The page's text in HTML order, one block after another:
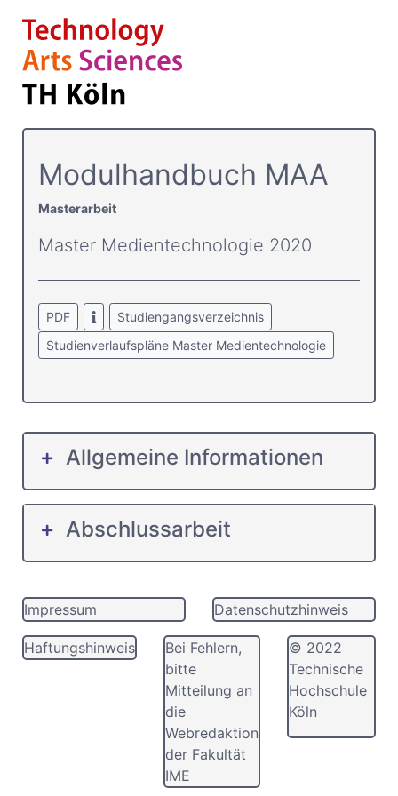
Modulhandbuch MAA
Masterarbeit
Master Medientechnologie 2020
PDF
Studiengangsverzeichnis
Studienverlaufspläne Master Medientechnologie
Allgemeine Informationen
Abschlussarbeit
Impressum Datenschutzhinweis
Haftungshinweis
Bei Fehlern,
bitte
Mitteilung an
die
Webredaktion
der Fakultät
IME
© 2022
Technische
Hochschule
Köln